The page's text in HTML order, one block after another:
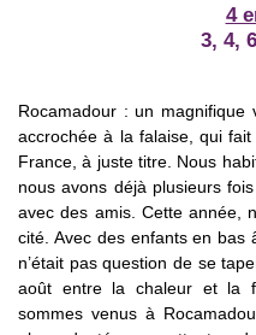
4
3, 4,
Rocamadour : un magnifique
accrochée à la falaise, qui
France, à juste titre. Nous
nous avons déjà plusieurs
avec des amis. Cette année,
cité. Avec des enfants en bas
n’était pas question de se
août entre la chaleur et la
sommes venus à